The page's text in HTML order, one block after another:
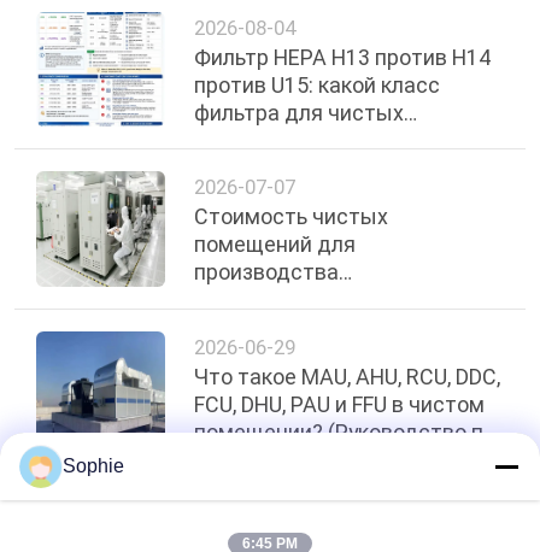
2026-08-04
Фильтр HEPA H13 против H14
против U15: какой класс
фильтра для чистых
2026-07-07
Стоимость чистых
помещений для
производства
оценке бюджета
2026-06-29
Что такое MAU, AHU, RCU, DDC,
FCU, DHU, PAU и FFU в чистом
помещении? (Руководство по
Топ
Sophie
6:45 PM